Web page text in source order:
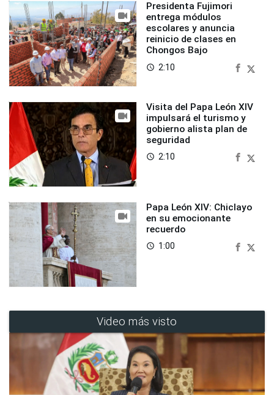
Presidenta Fujimori
entrega módulos
escolares y anuncia
reinicio de clases en
Chongos Bajo
access_time 2:10
Visita del Papa León XIV
impulsará el turismo y
gobierno alista plan de
seguridad
access_time 2:10
Papa León XIV: Chiclayo
en su emocionante
recuerdo
access_time 1:00
Video más visto